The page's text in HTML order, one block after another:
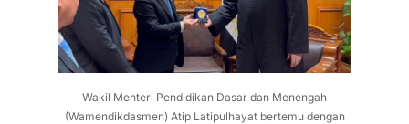
Wakil Menteri Pendidikan Dasar dan Menengah
(Wamendikdasmen) Atip Latipulhayat bertemu dengan